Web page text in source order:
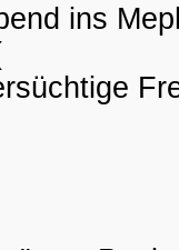
ins